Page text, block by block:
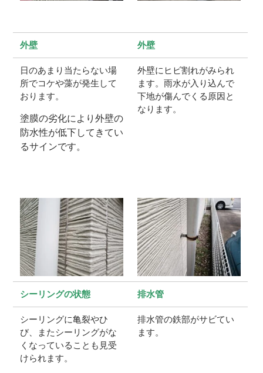
外壁 外壁
日のあまり当たらない場
所でコケや藻が発生して
おります。
塗膜の劣化により外壁の
防水性が低下してきてい
るサインです。
外壁にヒビ割れがみられ
ます。雨水が入り込んで
下地が傷んでくる原因と
なります。
シーリングの状態 排水管
シーリングに亀裂やひ
び、またシーリングがな
くなっていることも見受
けられます。
排水管の鉄部がサビてい
ます。